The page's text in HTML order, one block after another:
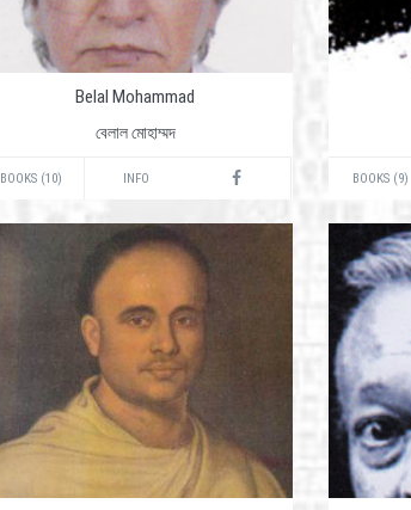
Belal Mohammad
বেলাল মোহাম্মদ
BOOKS (10) INFO BOOKS (9)